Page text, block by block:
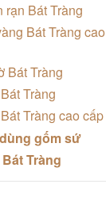
rạn Bát Tràng
Bát Tràng cao
Bát Tràng
Tràng
Tràng cao cấp
gốm sứ
Tràng